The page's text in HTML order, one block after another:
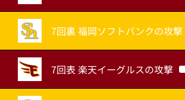
7回裏 福岡ソフトバンクの攻撃
7回表 楽天イーグルスの攻撃